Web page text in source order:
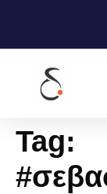
Tag: